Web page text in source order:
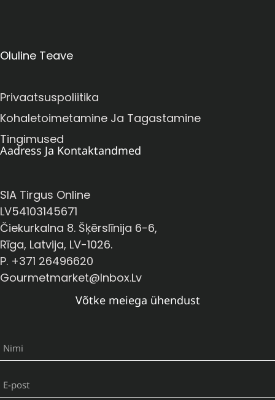
Oluline Teave
Privaatsuspoliitika
Kohaletoimetamine Ja Tagastamine
Tingimused
Aadress Ja Kontaktandmed
SIA Tirgus Online
LV54103145671
Čiekurkalna 8. Šķērslīnija 6-6,
Rīga, Latvija, LV-1026.
P. +371 26496620
Gourmetmarket@inbox.lv
Võtke meiega ühendust